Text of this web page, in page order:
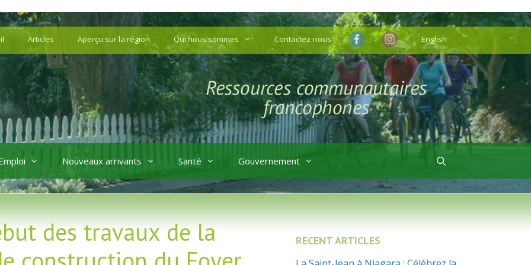
Articles Aperçu sur la région Qui nous sommes Contactez-nous English
Nouveaux arrivants Santé Gouvernement
des travaux de la
RECENT ARTICLES